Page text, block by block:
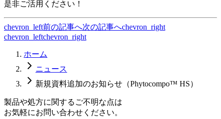
是非ご活用ください！
chevron_left前の記事へ次の記事へchevron_right
chevron_leftchevron_right
ホーム
ニュース
新規資料追加のお知らせ（Phytocompo™ HS）
製品や処方に関するご不明な点は
お気軽にお問い合わせください。